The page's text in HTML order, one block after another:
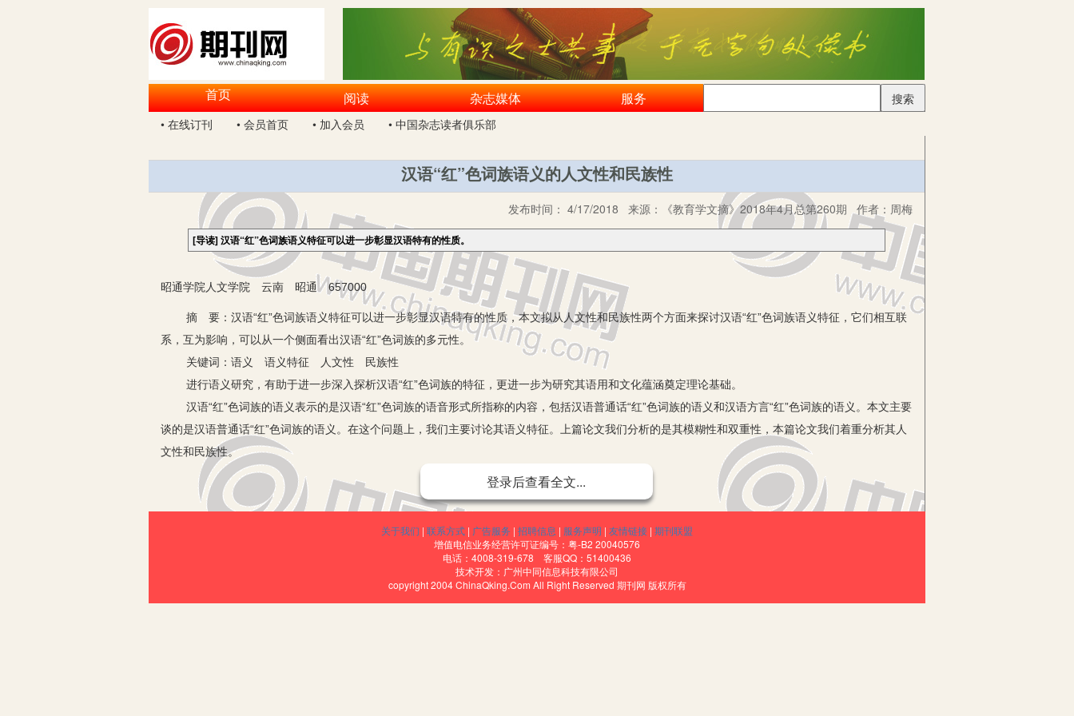
首页 阅读 杂志媒体 服务
搜索
• 在线订刊
• 会员首页 • 加入会员 • 中国杂志读者俱乐部
汉语“红”色词族语义的人文性和民族性
发布时间： 4/17/2018 来源： 《教育学文摘》2018年4月总第260期 作者： 周梅
[导读]汉语“红”色词族语义特征可以进一步彰显汉语特有的性质。
昭通学院人文学院 云南 昭通 657000
摘 要：汉语“红”色词族语义特征可以进一步彰显汉语特有的性质，本文拟从人文性和民族性两个方面来探讨汉语“红”色词族语义特征，它们相互联
系，互为影响，可以从一个侧面看出汉语“红”色词族的多元性。
关键词：语义 语义特征 人文性 民族性
进行语义研究，有助于进一步深入探析汉语“红”色词族的特征，更进一步为研究其语用和文化蕴涵奠定理论基础。
汉语“红”色词族的语义表示的是汉语“红”色词族的语音形式所指称的内容，包括汉语普通话“红”色词族的语义和汉语方言“红”色词族的语义。本文主要
谈的是汉语普通话“红”色词族的语义。在这个问题上，我们主要讨论其语义特征。上篇论文我们分析的是其模糊性和双重性，本篇论文我们着重分析其人
文性和民族性。
一、汉语“红”色词族语义的人文性
人文性研究是时下以“文化转向”为学术背景的一种研究走向，是将研究客体置放在特定民族的社会文化历史、风土人情、宗教信仰、审美情趣和思维
汉语颜色词的人文性特征是我们认识其理性意义和附加意义，探索其产生、发展规律的基础。对于汉语“红”色词族语义的人文性来讲，这一点表现得
“以物呈色，观象知意”的汉语“红”色词族的这一特征是汉民族重具象、重直觉的思维方式特征的生动体现，汉民族在进行表达时，习惯于遵守“师法自
登录后查看全文...
关于我们 | 联系方式 | 广告服务 | 招聘信息 | 服务声明 | 友情链接 | 期刊联盟
增值电信业务经营许可证编号：粤-B2 20040576
电话：4008-319-678 客服QQ：51400436
技术开发：广州中同信息科技有限公司
copyright 2004 ChinaQking.Com All Right Reserved 期刊网 版权所有